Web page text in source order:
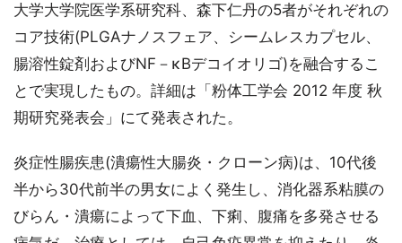
大学大学院医学系研究科、森下仁丹の5者がそれぞれの
コア技術(PLGAナノスフェア、シームレスカプセル、
腸溶性錠剤およびNF－κBデコイオリゴ)を融合するこ
とで実現したもの。詳細は「粉体工学会 2012 年度 秋
期研究発表会」にて発表された。
炎症性腸疾患(潰瘍性大腸炎・クローン病)は、10代後
半から30代前半の男女によく発生し、消化器系粘膜の
びらん・潰瘍によって下血、下痢、腹痛を多発させる